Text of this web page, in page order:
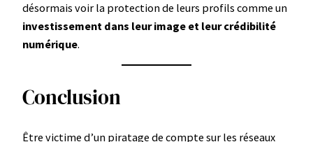
désormais voir la protection de leurs profils comme un
investissement dans leur image et leur crédibilité
numérique.
Conclusion
Être victime d’un piratage de compte sur les réseaux